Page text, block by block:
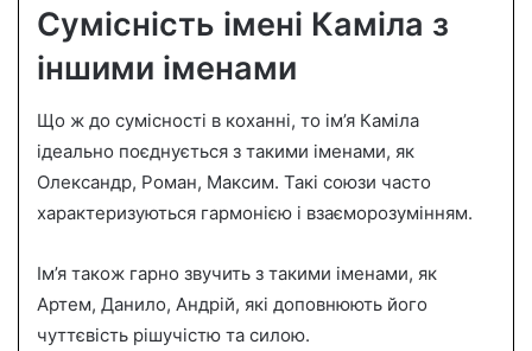
Сумісність імені Каміла з
іншими іменами
Що ж до сумісності в коханні, то ім’я Каміла
ідеально поєднується з такими іменами, як
Олександр, Роман, Максим. Такі союзи часто
характеризуються гармонією і взаєморозумінням.
Ім’я також гарно звучить з такими іменами, як
Артем, Данило, Андрій, які доповнюють його
чуттєвість рішучістю та силою.